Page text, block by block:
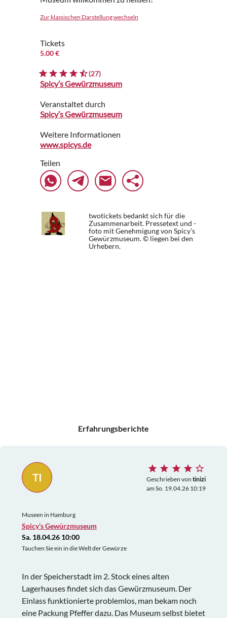
Zur klassischen Darstellung wechseln
Tickets
5.00 €
(27)
Spicy’s Gewürzmuseum
Veranstaltet durch
Spicy’s Gewürzmuseum
Weitere Informationen
www.spicys.de
Teilen
twotickets bedankt sich für die
Zusammenarbeit. Pressetext und -
foto mit Genehmigung von Spicy’s
Gewürzmuseum. © liegen bei den
Urhebern.
Erfahrungsberichte
TI Geschrieben von tinizi
am So. 19.04.26 10:19
Museen in Hamburg
Spicy’s Gewürzmuseum
Sa. 18.04.26 10:00
Tauchen Sie ein in die Welt der Gewürze
In der Speicherstadt im 2. Stock eines alten
Lagerhauses findet sich das Gewürzmuseum. Der
Einlass funktionierte problemlos, man bekam noch
eine Packung Pfeffer dazu. Das Museum selbst bietet